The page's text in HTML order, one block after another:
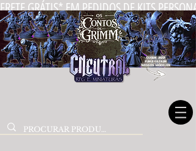
FRETE GRÁTIS* EM PEDIDOS DE KITS